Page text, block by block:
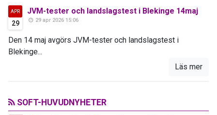
APR
29
JVM-tester och landslagstest i Blekinge 14maj
29 apr 2026 15:06
Den 14 maj avgörs JVM-tester och landslagstest i
Blekinge...
Läs mer
SOFT-HUVUDNYHETER